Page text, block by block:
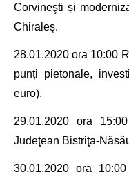
Corvineşti și
Chiraleş.
28.01.2020 ora 10:00
punți pietonale,
euro).
29.01.2020 ora 15:00
Judeţean Bistriţa-
30.01.2020 ora 10